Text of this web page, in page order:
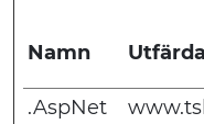
Namn
.AspNet